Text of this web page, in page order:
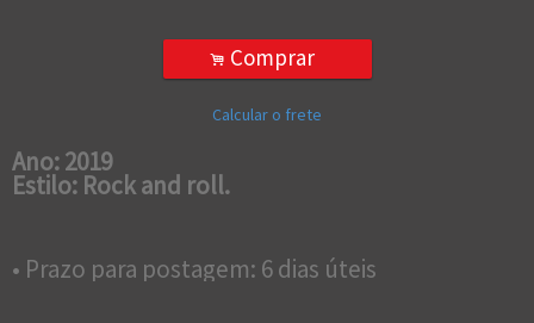
. Comprar
Calcular o frete
Ano: 2019
Estilo: Rock and roll.
• Prazo para postagem: 6 dias úteis